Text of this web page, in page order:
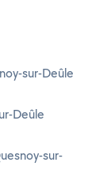
sur-Deûle
Deûle
sur-